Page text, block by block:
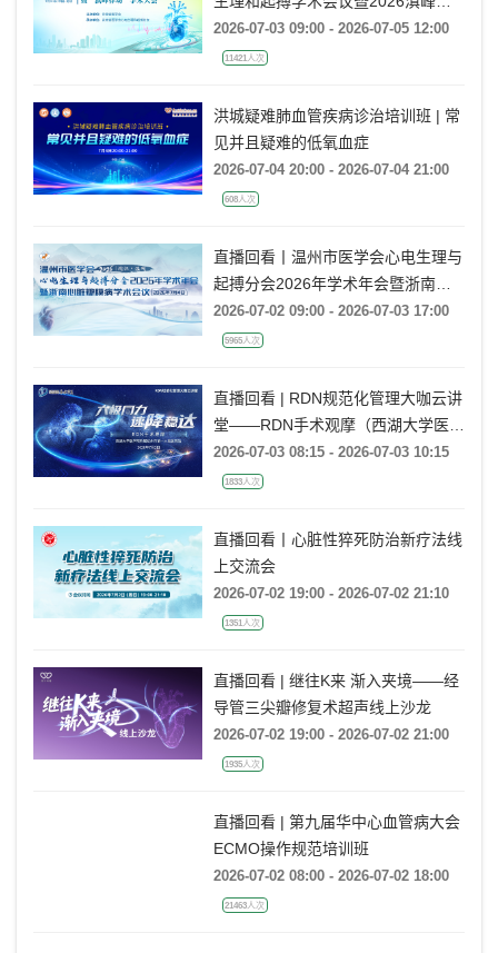
动学术大会
2026-07-03 09:00 - 2026-07-05 12:00
11421人次
洪城疑难肺血管疾病诊治培训班 | 常
见并且疑难的低氧血症
2026-07-04 20:00 - 2026-07-04 21:00
608人次
直播回看丨温州市医学会心电生理与
起搏分会2026年学术年会暨浙南心
脏瓣膜病学术会议
2026-07-02 09:00 - 2026-07-03 17:00
5965人次
直播回看 | RDN规范化管理大咖云讲
堂——RDN手术观摩（西湖大学医学
院附属杭州市第一人民医院站）
2026-07-03 08:15 - 2026-07-03 10:15
1833人次
直播回看丨心脏性猝死防治新疗法线
上交流会
2026-07-02 19:00 - 2026-07-02 21:10
1351人次
直播回看 | 继往K来 渐入夹境——经
导管三尖瓣修复术超声线上沙龙
2026-07-02 19:00 - 2026-07-02 21:00
1935人次
直播回看 | 第九届华中心血管病大会
ECMO操作规范培训班
2026-07-02 08:00 - 2026-07-02 18:00
21463人次